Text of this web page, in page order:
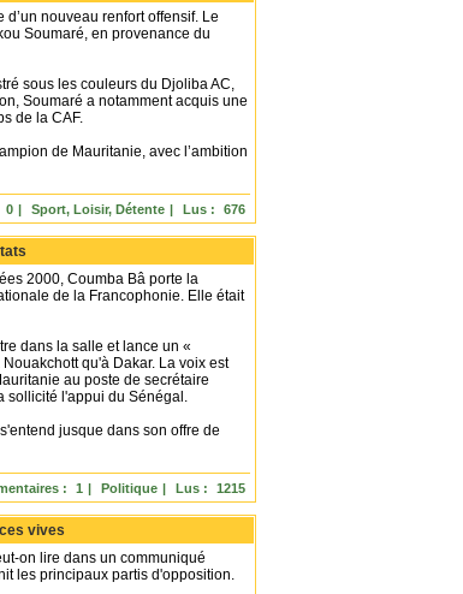
nouveau renfort offensif. Le
Soumaré, en provenance du
sous les couleurs du Djoliba AC,
Soumaré a notamment acquis une
de la CAF.
de Mauritanie, avec l’ambition
Lus : 676
Sport, Loisir, Détente |
0 |
2000, Coumba Bâ porte la
de la Francophonie. Elle était
dans la salle et lance un «
qu'à Dakar. La voix est
au poste de secrétaire
sollicité l'appui du Sénégal.
jusque dans son offre de
Lus : 1215
Politique |
: 1 |
vives
on lire dans un communiqué
les principaux partis d'opposition.